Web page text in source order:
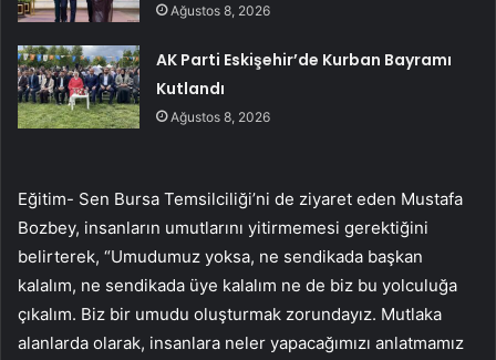
Ağustos 8, 2026
AK Parti Eskişehir’de Kurban Bayramı
Kutlandı
Ağustos 8, 2026
Eğitim- Sen Bursa Temsilciliği’ni de ziyaret eden Mustafa
Bozbey, insanların umutlarını yitirmemesi gerektiğini
belirterek, “Umudumuz yoksa, ne sendikada başkan
kalalım, ne sendikada üye kalalım ne de biz bu yolculuğa
çıkalım. Biz bir umudu oluşturmak zorundayız. Mutlaka
alanlarda olarak, insanlara neler yapacağımızı anlatmamız